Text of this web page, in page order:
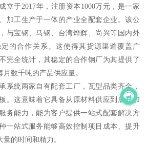
立于2017年，注册资本1000万元，是一家
加工生产于一体的产业全配套企业。该公
与宝钢、马钢、台湾烨辉、尚兴等国内外
的合作关系。这使得其货源渠道覆盖广
完全统计，其稳定的合作钢厂为其提供了
数千吨的产品供应量。
系统两家自有配套工厂，瓦型品类齐全，
。这意味着它具备从原材料供应到成品加
务能力，能为客户提供一站式配套解决方
一站式服务能够高效控制项目成本、提升
的时间和精力。